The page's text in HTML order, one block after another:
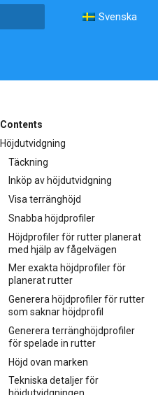
Svenska
Contents
Höjdutvidgning
Täckning
Inköp av höjdutvidgning
Visa terränghöjd
Snabba höjdprofiler
Höjdprofiler för rutter planerat
med hjälp av fågelvägen
Mer exakta höjdprofiler för
planerat rutter
Generera höjdprofiler för rutter
som saknar höjdprofil
Generera terränghöjdprofiler
för spelade in rutter
Höjd ovan marken
Tekniska detaljer för